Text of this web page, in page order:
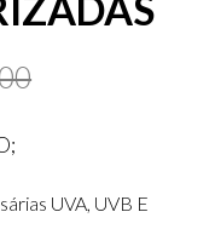
Original
Current
UVA, UVB E